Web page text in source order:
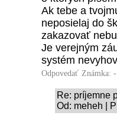
Ak tebe a
neposielaj do
zakazovať
Je verejným
systém
Odpovedať Známka:
Re: príjemne
Od: meheh |